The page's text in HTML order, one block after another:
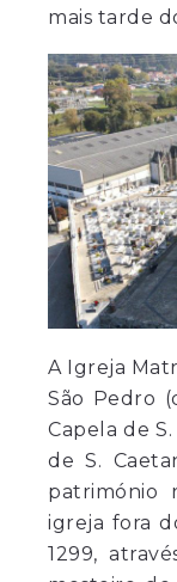
mais tarde
A Igreja
São Pedro
Capela de
de S.
património
igreja fora
1299,